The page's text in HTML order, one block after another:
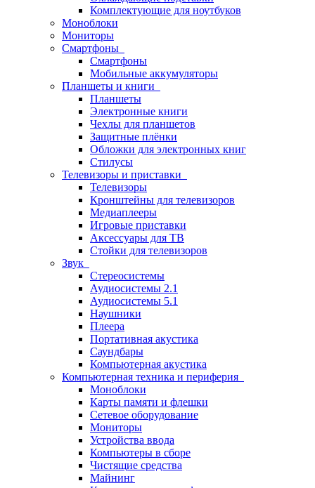
Комплектующие для ноутбуков
Моноблоки
Мониторы
Смартфоны
Смартфоны
Мобильные аккумуляторы
Планшеты и книги
Планшеты
Электронные книги
Чехлы для планшетов
Защитные плёнки
Обложки для электронных книг
Стилусы
Телевизоры и приставки
Телевизоры
Кронштейны для телевизоров
Медиаплееры
Игровые приставки
Аксессуары для ТВ
Стойки для телевизоров
Звук
Стереосистемы
Аудиосистемы 2.1
Аудиосистемы 5.1
Наушники
Плеера
Портативная акустика
Саундбары
Компьютерная акустика
Компьютерная техника и периферия
Моноблоки
Карты памяти и флешки
Сетевое оборудование
Мониторы
Устройства ввода
Компьютеры в сборе
Чистящие средства
Майнинг